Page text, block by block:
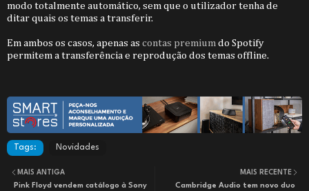
modo totalmente automático, sem que o utilizador tenha de
ditar quais os temas a transferir.
Em ambos os casos, apenas as contas premium do Spotify
permitem a transferência e reprodução dos temas offline.
Tags: Novidades
MAIS RECENTE
Cambridge Audio tem novo duo
MAIS ANTIGA
Pink Floyd vendem catálogo à Sony